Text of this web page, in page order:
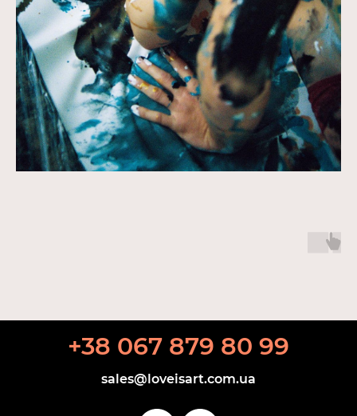
+38 067 879 80 99
sales@loveisart.com.ua